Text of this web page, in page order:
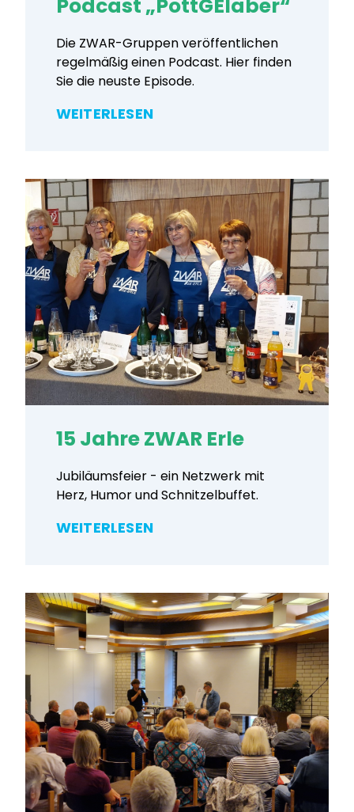
Podcast „PottGElaber“
Die ZWAR-Gruppen veröffentlichen
regelmäßig einen Podcast. Hier finden
Sie die neuste Episode.
WEITERLESEN
15 Jahre ZWAR Erle
Jubiläumsfeier - ein Netzwerk mit
Herz, Humor und Schnitzelbuffet.
WEITERLESEN